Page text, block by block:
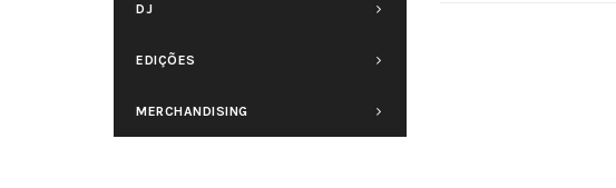
DJ
EDIÇÕES
MERCHANDISING